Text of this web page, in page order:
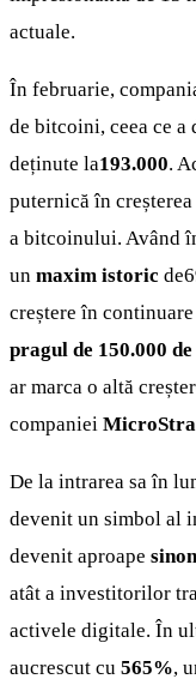
actuale.
În februarie,
de bitcoini, ceea ce
deținute la193.000.
puternică în
a bitcoinului. Având
un maxim istoric
creștere în continuare
pragul de 150.000
ar marca o altă
companiei
De la intrarea sa în
devenit un simbol al
devenit aproape
atât a investitorilor
activele digitale. În
aucrescut cu 565%,